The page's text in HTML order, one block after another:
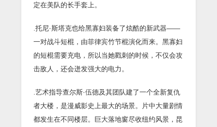
定在美队的长手套上。
.托尼·斯塔克也给黑寡妇装备了炫酷的新武器——
一对战斗短棍，由菲律宾竹节棍演化而来。黑寡妇
的短棍需要充电，所以当她戳刺的时候，不仅会攻
击敌人，还会迸发强大的电力。
.艺术指导查尔斯·伍德及其团队建了一个全新复仇
者大楼，是漫威影史上最大的场景。片中大量剧情
都发生在不同楼层。巨大落地窗尽收纽约风景，昆